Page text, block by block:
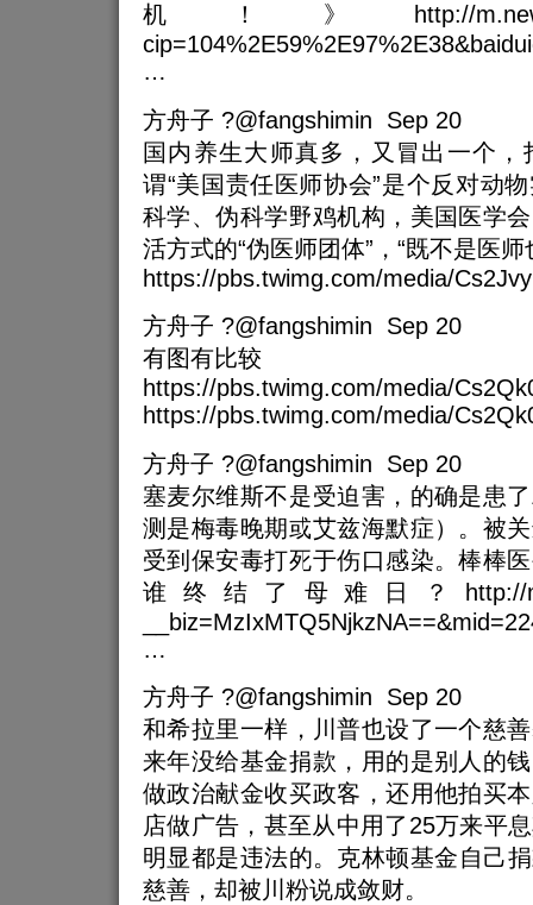
机！》http://
…
方舟子 ?@fangshimin Sep 20
国内养生大师真多，又冒出一个
谓“美国责任医师协会”是个反对动
科学、伪科学野鸡机构，美国医学
活方式的“伪医师团体”，“既不是医
https://pbs.twimg.com/media/
方舟子 ?@fangshimin Sep 20
有图有比较
https://pbs.twimg.com/media/
https://pbs.twimg.com/media/
方舟子 ?@fangshimin Sep 20
塞麦尔维斯不是受迫害，的确是患
测是梅毒晚期或艾兹海默症）。被
受到保安毒打死于伤口感染。棒棒
谁终结了母难日？http://
…
方舟子 ?@fangshimin Sep 20
和希拉里一样，川普也设了一个慈
来年没给基金捐款，用的是别人的
做政治献金收买政客，还用他拍买
店做广告，甚至从中用了25万来平
明显都是违法的。克林顿基金自己
慈善，却被川粉说成敛财。